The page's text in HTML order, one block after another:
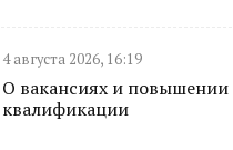
4 августа 2026, 16:19
О вакансиях и повышении
квалификации